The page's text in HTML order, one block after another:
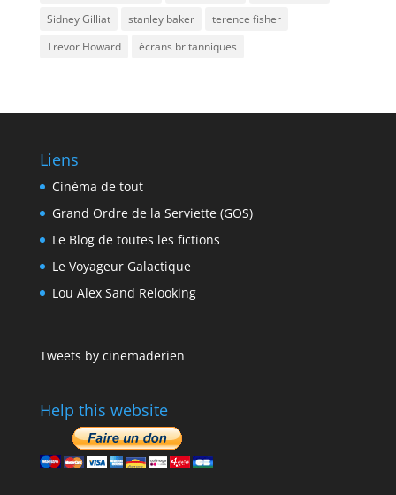
Sidney Gilliat
stanley baker
terence fisher
Trevor Howard
écrans britanniques
Liens
Cinéma de tout
Grand Ordre de la Serviette (GOS)
Le Blog de toutes les fictions
Le Voyageur Galactique
Lou Alex Sand Relooking
Tweets by cinemaderien
Help this website